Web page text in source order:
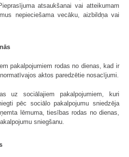
atsaukšanai vai atteikumam
nepieciešama vecāku, aizbildņa vai
pakalpojumiem rodas no dienas, kad ir
aktos paredzētie nosacījumi.
uz sociālajiem pakalpojumiem, kuri
pēc sociālo pakalpojumu sniedzēja
lēmuma, tiesības rodas no dienas,
sniegšanu.